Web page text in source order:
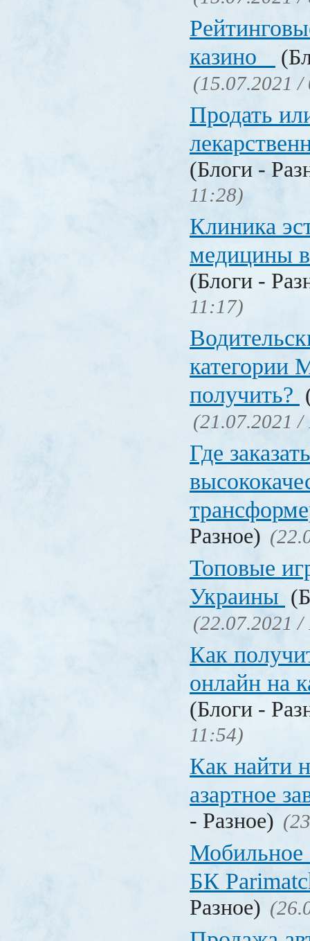
казино
(15.07.2021 /
Продать
(Блоги -
11:28)
Клиника
медицины
(Блоги -
11:17)
категории
получить?
(21.07.2021 /
Где заказать
Разное)
Топовые
Украины
(22.07.2021 /
Как
онлайн на
(Блоги -
11:54)
Как найти
азартное
- Разное)
Мобильное
БК
Разное)